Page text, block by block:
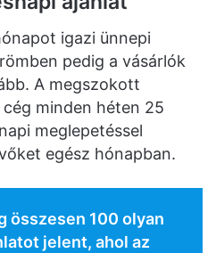
igazi ünnepi
pedig a vásárlók
A megszokott
minden héten 25
meglepetéssel
egész hónapban.
összesen 100 olyan
jelent, ahol az